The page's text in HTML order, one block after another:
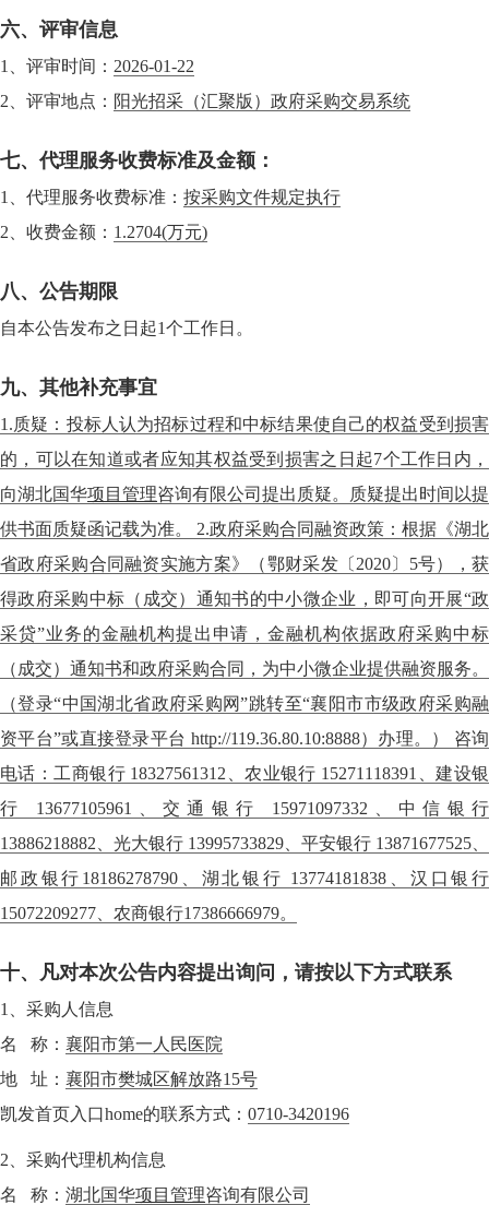
六、评审信息
1、评审时间： 2026-01-22
2、评审地点： 阳光招采（汇聚版）政府采购交易系统
七、代理服务收费标准及金额：
1、代理服务收费标准： 按采购文件规定执行
2、收费金额： 1.2704(万元)
八、公告期限
自本公告发布之日起1个工作日。
九、其他补充事宜
1.质疑：投标人认为招标过程和中标结果使自己的权益受到损害
的，可以在知道或者应知其权益受到损害之日起7个工作日内，
向湖北国华项目管理咨询有限公司提出质疑。质疑提出时间以提
供书面质疑函记载为准。 2.政府采购合同融资政策：根据《湖北
省政府采购合同融资实施方案》（鄂财采发〔2020〕5号），获
得政府采购中标（成交）通知书的中小微企业，即可向开展“政
采贷”业务的金融机构提出申请，金融机构依据政府采购中标
（成交）通知书和政府采购合同，为中小微企业提供融资服务。
（登录“中国湖北省政府采购网”跳转至“襄阳市市级政府采购融
资平台”或直接登录平台 http://119.36.80.10:8888）办理。） 咨询
电话：工商银行 18327561312、农业银行 15271118391、建设银
行 13677105961、交通银行 15971097332、中信银行
13886218882、光大银行 13995733829、平安银行 13871677525、
邮政银行18186278790、湖北银行 13774181838、汉口银行
15072209277、农商银行17386666979。
十、凡对本次公告内容提出询问，请按以下方式联系
1、采购人信息
名 称： 襄阳市第一人民医院
地 址： 襄阳市樊城区解放路15号
凯发首页入口home的联系方式： 0710-3420196
2、采购代理机构信息
名 称： 湖北国华项目管理咨询有限公司